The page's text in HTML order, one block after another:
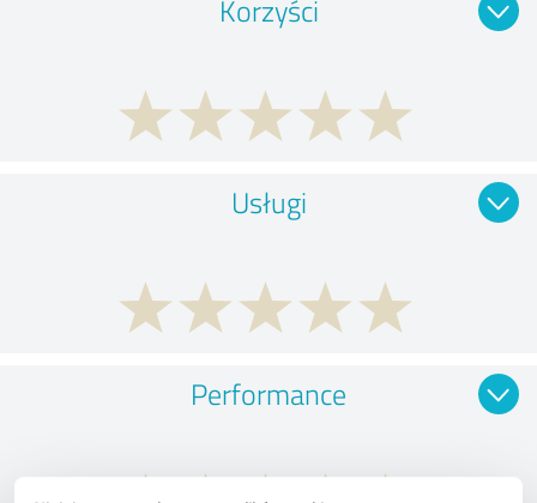
Korzyści
Usługi
Performance